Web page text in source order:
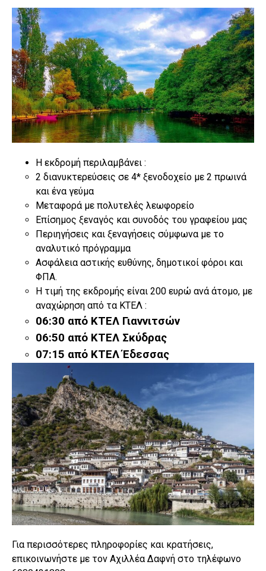
Η εκδρομή περιλαμβάνει :
2 διανυκτερεύσεις σε 4* ξενοδοχείο με 2 πρωινά
και ένα γεύμα
Μεταφορά με πολυτελές λεωφορείο
Επίσημος ξεναγός και συνοδός του γραφείου μας
Περιηγήσεις και ξεναγήσεις σύμφωνα με το
αναλυτικό πρόγραμμα
Ασφάλεια αστικής ευθύνης, δημοτικοί φόροι και
ΦΠΑ.
Η τιμή της εκδρομής είναι 200 ευρώ ανά άτομο, με
αναχώρηση από τα ΚΤΕΛ :
06:30 από ΚΤΕΛ Γιαννιτσών
06:50 από ΚΤΕΛ Σκύδρας
07:15 από ΚΤΕΛ Έδεσσας
Για περισσότερες πληροφορίες και κρατήσεις,
επικοινωνήστε με τον Αχιλλέα Δαφνή στο τηλέφωνο